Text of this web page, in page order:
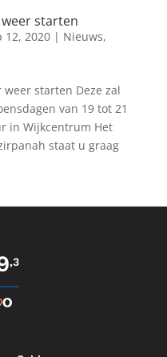
starten
12, 2020| Nieuws,
starten Deze zal
van 19 tot 21
in Wijkcentrum Het
staat u graag
,3